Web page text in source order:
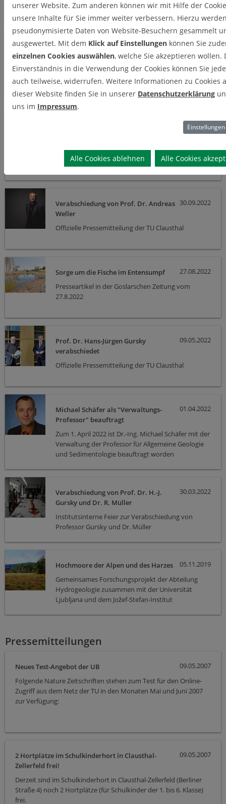
Energiesysteme" im Bachelorstudiengang "Geo-
Energiesysteme"
10.08.2023
Hydrologische Probenahmen und
Exkursionen im Harz
Wozu denn in die Ferne reisen: Geologische und
hydrologische Studien im Harz
16.12.2022
dem Institut für Geologie und Paläontologie
rückwirkend zum 30.09.2022
30.09.2022
Verabschiedung von Prof. Dr. Andreas
Weller
Offizielle Pressemitteilung der TU Clausthal
27.08.2022
Sorge um die Fische im Entensumpf
Presseartikel in der Goslarschen Zeitung vom
27.8.2022
09.05.2022
Prof. Dr. Hans-Jürgen Gursky
verabschiedet
Offizielle Pressemitteilung der TU Clausthal
01.04.2022
Michael Schäfer als "Verwaltungs-
Professor" beauftragt
Zum 1. April 2022 ist Dr.-Ing. Michael Schäfer mit der
Verwaltung der Professor für Allgemeine Geologie
und Sedimentologie beauftragt worden
30.03.2022
Verabschiedung von Prof. Dr. H.-J.
Gursky und Dr. R. Müller
Institutsinterne Feier zur Verabschiedung von
Professor Gursky und Dr. Müller
05.11.2019
Hochmoore der Alpen und des Harzes
Gemeinsames Forschungsprojekt der Abteilung
Hydrogeologie zusammen mit der Universität
Ljubljana und dem Jožef-Stefan-Institut
Pressemitteilungen
09.05.2007
Neues Test-Angebot der UB
Folgende Nature Zeitschriften stehen zum Test für den Online-
Zugriff aus dem Netz der TU in den Monaten Mai und Juni 2007
zur Verfügung:
- Nature nanotechnology
09.05.2007
2 Hortplätze im Schulkinderhort in Clausthal-
Zellerfeld frei!
Derzeit sind im Schulkinderhort in Clausthal-Zellerfeld (Berliner
Straße 4) noch 2 Hortplätze (für Schulkinder der 1. bis 6. Klasse)
frei.
unserer Website. Zum anderen können wir mit Hilfe der
unsere Inhalte für Sie immer weiter verbessern. Hierzu
pseudonymisierte Daten von Website-Besuchern gesammelt
ausgewertet. Mit dem Klick auf Einstellungen können Sie
einzelnen Cookies auswählen, welche Sie akzeptieren wollen.
Einverständnis in die Verwendung der Cookies können Sie
auch teilweise, widerrufen. Weitere Informationen zu Cookies
dieser Website finden Sie in unserer Datenschutzerklärung
uns im Impressum.
Einstellungen
Alle Cookies ablehnen Alle Cookies